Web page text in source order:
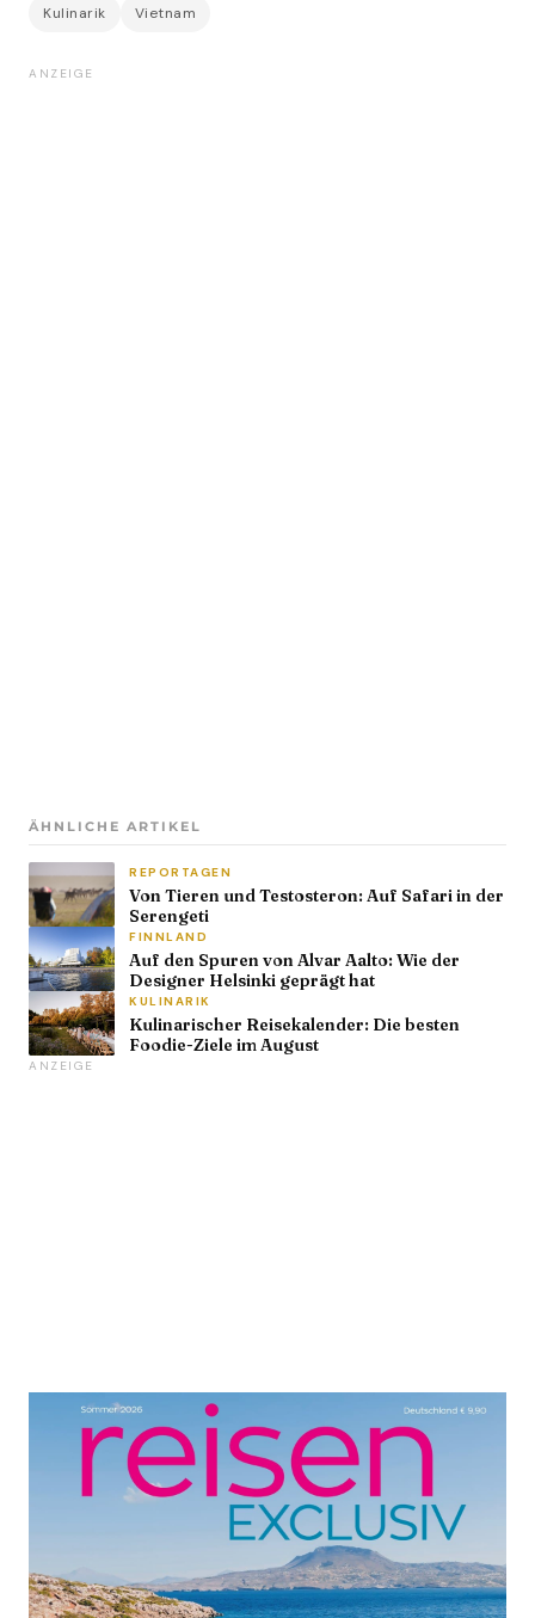
Kulinarik Vietnam
ANZEIGE
ÄHNLICHE ARTIKEL
REPORTAGEN
Von Tieren und Testosteron: Auf Safari in der
Serengeti
FINNLAND
Auf den Spuren von Alvar Aalto: Wie der
Designer Helsinki geprägt hat
KULINARIK
Kulinarischer Reisekalender: Die besten
Foodie-Ziele im August
ANZEIGE